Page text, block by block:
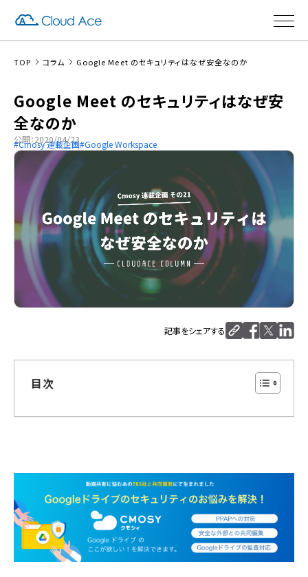
TOP コラム Google Meet のセキュリティはなぜ安全なのか
Google Meet のセキュリティはなぜ安
全なのか
公開：2020/04/23
Cmosy 連載企画 Google Workspace
記事をシェアする
目次